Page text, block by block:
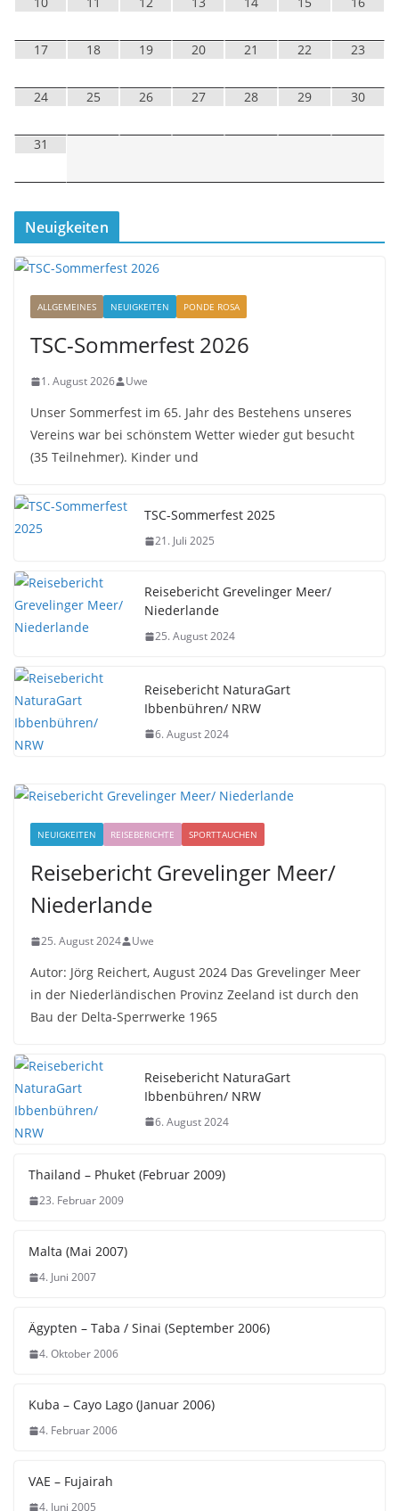
17 18 19 20 21 22 23
24 25 26 27 28 29 30
31
Neuigkeiten
ALLGEMEINES NEUIGKEITEN PONDE ROSA
TSC-Sommerfest 2026
1. August 2026 Uwe
Unser Sommerfest im 65. Jahr des Bestehens unseres
Vereins war bei schönstem Wetter wieder gut besucht
(35 Teilnehmer). Kinder und
TSC-Sommerfest 2025
21. Juli 2025
Reisebericht Grevelinger Meer/
Niederlande
25. August 2024
Reisebericht NaturaGart
Ibbenbühren/ NRW
6. August 2024
NEUIGKEITEN REISEBERICHTE SPORTTAUCHEN
Reisebericht Grevelinger Meer/
Niederlande
25. August 2024 Uwe
Autor: Jörg Reichert, August 2024 Das Grevelinger Meer
in der Niederländischen Provinz Zeeland ist durch den
Bau der Delta-Sperrwerke 1965
Reisebericht NaturaGart
Ibbenbühren/ NRW
6. August 2024
Thailand – Phuket (Februar 2009)
23. Februar 2009
Malta (Mai 2007)
4. Juni 2007
Ägypten – Taba / Sinai (September 2006)
4. Oktober 2006
Kuba – Cayo Lago (Januar 2006)
4. Februar 2006
VAE – Fujairah
4. Juni 2005